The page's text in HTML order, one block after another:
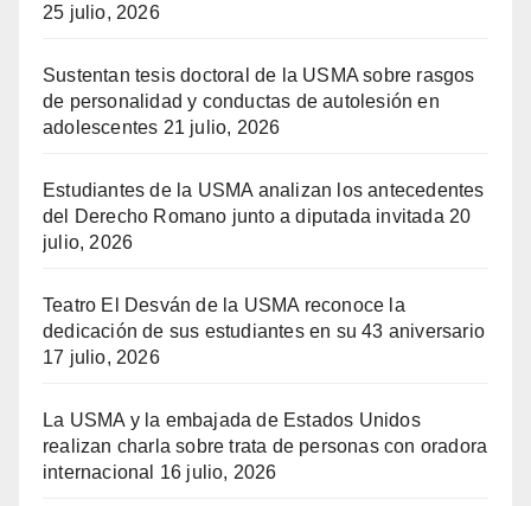
25 julio, 2026
Sustentan tesis doctoral de la USMA sobre rasgos
de personalidad y conductas de autolesión en
adolescentes 21 julio, 2026
Estudiantes de la USMA analizan los antecedentes
del Derecho Romano junto a diputada invitada 20
julio, 2026
Teatro El Desván de la USMA reconoce la
dedicación de sus estudiantes en su 43 aniversario
17 julio, 2026
La USMA y la embajada de Estados Unidos
realizan charla sobre trata de personas con oradora
internacional
16 julio, 2026